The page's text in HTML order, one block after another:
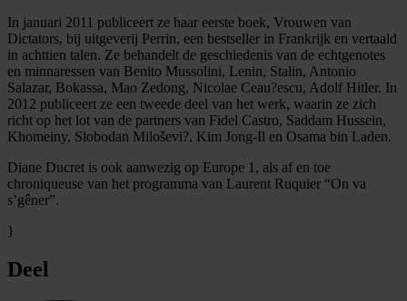
In januari 2011 publiceert ze haar eerste boek, Vrouwen van
Dictators, bij uitgeverij Perrin, een bestseller in Frankrijk en vertaald
in achttien talen. Ze behandelt de geschiedenis van de echtgenotes
en minnaressen van Benito Mussolini, Lenin, Stalin, Antonio
Salazar, Bokassa, Mao Zedong, Nicolae Ceau?escu, Adolf Hitler. In
2012 publiceert ze een tweede deel van het werk, waarin ze zich
richt op het lot van de partners van Fidel Castro, Saddam Hussein,
Khomeiny, Slobodan Miloševi?, Kim Jong-Il en Osama bin Laden.
Diane Ducret is ook aanwezig op Europe 1, als af en toe
chroniqueuse van het programma van Laurent Ruquier “On va
s’gêner”.
}
Deel